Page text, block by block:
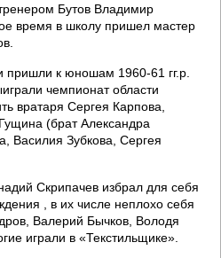
Бутов Владимир
время в школу пришел мастер
пришли к юношам 1960-61 гг.р.
чемпионат области
вратаря Сергея Карпова,
(брат Александра
Василия Зубкова, Сергея
Скрипачев избрал для себя
, в их числе неплохо себя
Валерий Бычков, Володя
играли в «Текстильщике».